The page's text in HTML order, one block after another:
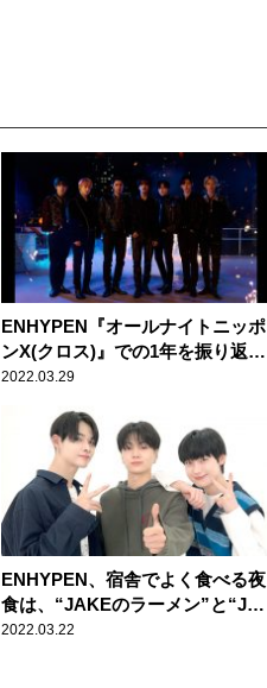
ENHYPEN『オールナイトニッポ
ンX(クロス)』での1年を振り返る
【まとめ記事】
2022.03.29
ENHYPEN、宿舎でよく食べる夜
食は、“JAKEのラーメン”と“JAY
の長崎ちゃんぽん”
2022.03.22